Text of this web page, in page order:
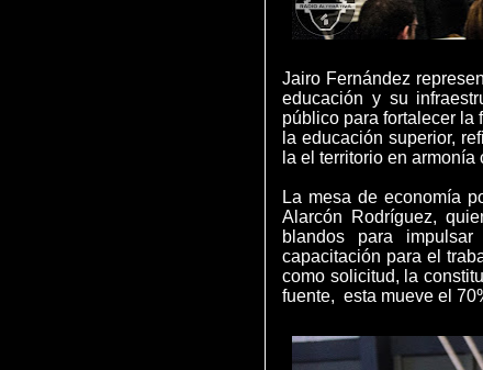
Jairo Fernández
educación y su
público para fortalecer
la educación superior,
la el territorio en
La mesa de economía
Alarcón Rodríguez,
blandos para
capacitación para el
como solicitud, la
fuente, esta mueve el